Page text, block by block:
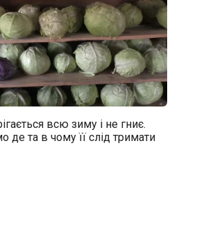
всю зиму і не гниє.
де та в чому її слід тримати